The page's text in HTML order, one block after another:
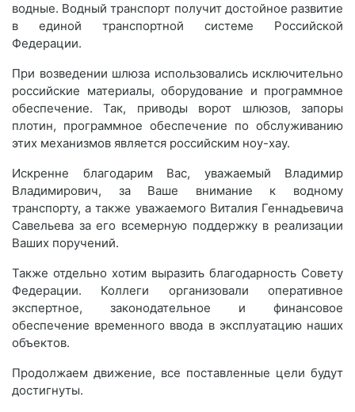
водные. Водный транспорт получит достойное развитие
в единой транспортной системе Российской
Федерации.
При возведении шлюза использовались исключительно
российские материалы, оборудование и программное
обеспечение. Так, приводы ворот шлюзов, запоры
плотин, программное обеспечение по обслуживанию
этих механизмов является российским ноу-хау.
Искренне благодарим Вас, уважаемый Владимир
Владимирович, за Ваше внимание к водному
транспорту, а также уважаемого Виталия Геннадьевича
Савельева за его всемерную поддержку в реализации
Ваших поручений.
Также отдельно хотим выразить благодарность Совету
Федерации. Коллеги организовали оперативное
экспертное, законодательное и финансовое
обеспечение временного ввода в эксплуатацию наших
объектов.
Продолжаем движение, все поставленные цели будут
достигнуты.